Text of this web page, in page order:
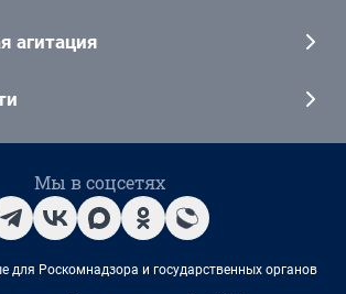
агитация
Мы в соцсетях
для Роскомнадзора и государственных органов